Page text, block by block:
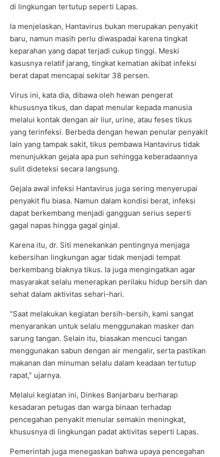
di lingkungan tertutup seperti Lapas.
Ia menjelaskan, Hantavirus bukan merupakan penyakit
baru, namun masih perlu diwaspadai karena tingkat
keparahan yang dapat terjadi cukup tinggi. Meski
kasusnya relatif jarang, tingkat kematian akibat infeksi
berat dapat mencapai sekitar 38 persen.
Virus ini, kata dia, dibawa oleh hewan pengerat
khususnya tikus, dan dapat menular kepada manusia
melalui kontak dengan air liur, urine, atau feses tikus
yang terinfeksi. Berbeda dengan hewan penular penyakit
lain yang tampak sakit, tikus pembawa Hantavirus tidak
menunjukkan gejala apa pun sehingga keberadaannya
sulit dideteksi secara langsung.
Gejala awal infeksi Hantavirus juga sering menyerupai
penyakit flu biasa. Namun dalam kondisi berat, infeksi
dapat berkembang menjadi gangguan serius seperti
gagal napas hingga gagal ginjal.
Karena itu, dr. Siti menekankan pentingnya menjaga
kebersihan lingkungan agar tidak menjadi tempat
berkembang biaknya tikus. Ia juga mengingatkan agar
masyarakat selalu menerapkan perilaku hidup bersih dan
sehat dalam aktivitas sehari-hari.
“Saat melakukan kegiatan bersih-bersih, kami sangat
menyarankan untuk selalu menggunakan masker dan
sarung tangan. Selain itu, biasakan mencuci tangan
menggunakan sabun dengan air mengalir, serta pastikan
makanan dan minuman selalu dalam keadaan tertutup
rapat,” ujarnya.
Melalui kegiatan ini, Dinkes Banjarbaru berharap
kesadaran petugas dan warga binaan terhadap
pencegahan penyakit menular semakin meningkat,
khususnya di lingkungan padat aktivitas seperti Lapas.
Pemerintah juga menegaskan bahwa upaya pencegahan